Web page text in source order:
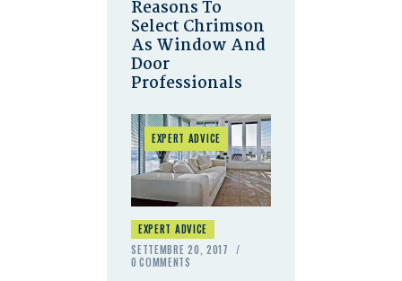
Reasons To
Select Chrimson
As Window And
Door
Professionals
EXPERT ADVICE
EXPERT ADVICE
SETTEMBRE 20, 2017
0 COMMENTS